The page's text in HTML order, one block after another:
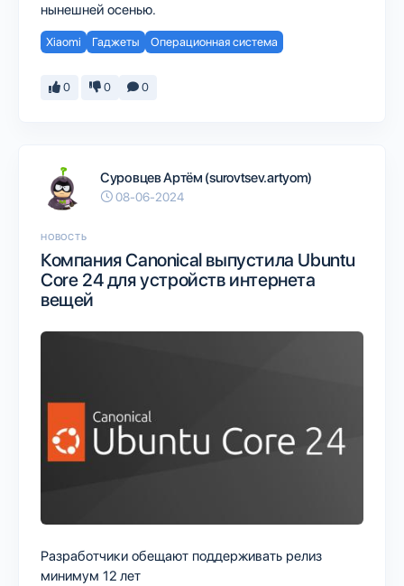
нынешней осенью.
Xiaomi Гаджеты Операционная система
0 0 0
Суровцев Артём (surovtsev.artyom)
08-06-2024
НОВОСТЬ
Компания Canonical выпустила Ubuntu
Core 24 для устройств интернета
вещей
Разработчики обещают поддерживать релиз
минимум 12 лет